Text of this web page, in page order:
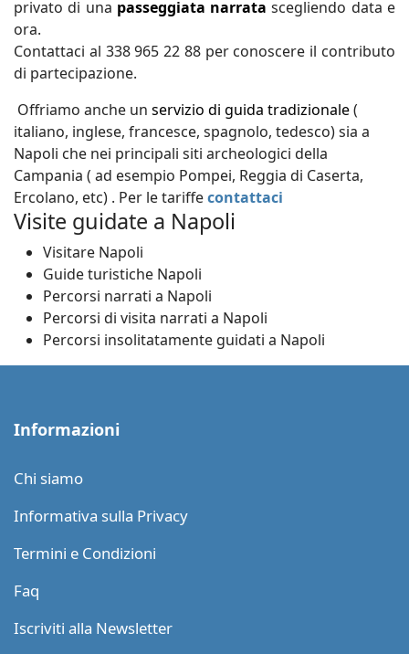
privato di una passeggiata narrata scegliendo data e
ora.
Contattaci al 338 965 22 88 per conoscere il contributo
di partecipazione.
Offriamo anche un servizio di guida tradizionale(
italiano, inglese, francesce, spagnolo, tedesco) sia a
Napoli che nei principali siti archeologici della
Campania ( ad esempio Pompei, Reggia di Caserta,
Ercolano, etc) . Per le tariffecontattaci
Visite guidate a Napoli
Visitare Napoli
Guide turistiche Napoli
Percorsi narrati a Napoli
Percorsi di visita narrati a Napoli
Percorsi insolitatamente guidati a Napoli
Informazioni
Chi siamo
Informativa sulla Privacy
Termini e Condizioni
Faq
Iscriviti alla Newsletter